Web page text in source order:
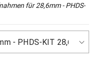
für 28,6mm - PHDS-